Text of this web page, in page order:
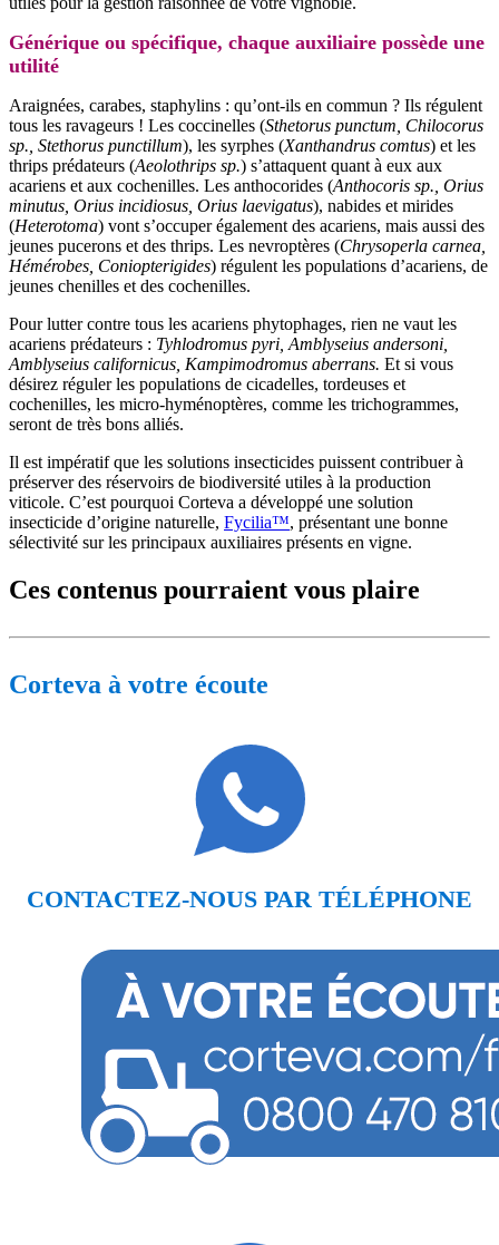
Générique ou spécifique, chaque auxiliaire possède une
utilité
Araignées, carabes, staphylins : qu’ont-ils en commun ? Ils régulent
tous les ravageurs ! Les coccinelles (Sthetorus punctum, Chilocorus
sp., Stethorus punctillum), les syrphes (Xanthandrus comtus) et les
thrips prédateurs (Aeolothrips sp.) s’attaquent quant à eux aux
acariens et aux cochenilles. Les anthocorides (Anthocoris sp., Orius
minutus, Orius incidiosus, Orius laevigatus), nabides et mirides
(Heterotoma) vont s’occuper également des acariens, mais aussi des
jeunes pucerons et des thrips. Les nevroptères (Chrysoperla carnea,
Hémérobes, Coniopterigides) régulent les populations d’acariens, de
jeunes chenilles et des cochenilles.
Pour lutter contre tous les acariens phytophages, rien ne vaut les
acariens prédateurs : Tyhlodromus pyri, Amblyseius andersoni,
Amblyseius californicus, Kampimodromus aberrans. Et si vous
désirez réguler les populations de cicadelles, tordeuses et
cochenilles, les micro-hyménoptères, comme les trichogrammes,
seront de très bons alliés.
Il est impératif que les solutions insecticides puissent contribuer à
préserver des réservoirs de biodiversité utiles à la production
viticole. C’est pourquoi Corteva a développé une solution
insecticide d’origine naturelle, Fycilia™, présentant une bonne
sélectivité sur les principaux auxiliaires présents en vigne.
Ces contenus pourraient vous plaire
Corteva à votre écoute
CONTACTEZ-NOUS PAR TÉLÉPHONE